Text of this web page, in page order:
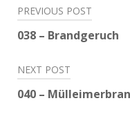
PREVIOUS POST
038 – Brandgeruch
NEXT POST
040 –